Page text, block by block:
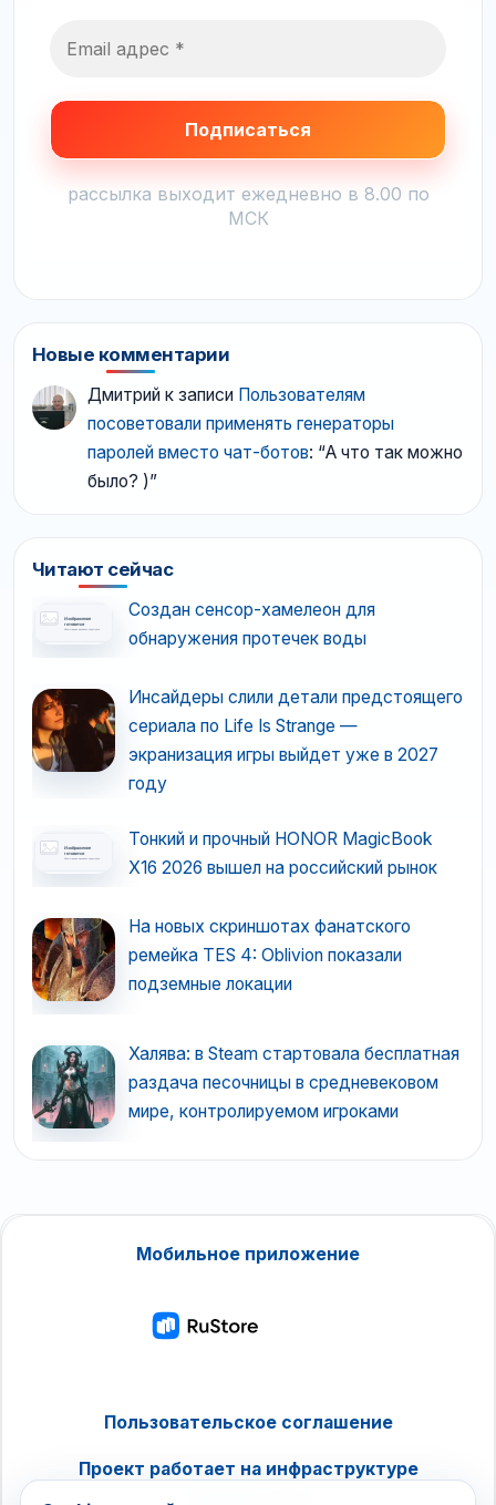
рассылка выходит ежедневно в 8.00 по
МСК
Новые комментарии
Дмитрий к записи Пользователям
посоветовали применять генераторы
паролей вместо чат-ботов: “А что так можно
было? )”
Читают сейчас
Создан сенсор-хамелеон для
обнаружения протечек воды
Инсайдеры слили детали предстоящего
сериала по Life Is Strange —
экранизация игры выйдет уже в 2027
году
Тонкий и прочный HONOR MagicBook
X16 2026 вышел на российский рынок
На новых скриншотах фанатского
ремейка TES 4: Oblivion показали
подземные локации
Халява: в Steam стартовала бесплатная
раздача песочницы в средневековом
мире, контролируемом игроками
Мобильное приложение
Пользовательское соглашение
Проект работает на инфраструктуре